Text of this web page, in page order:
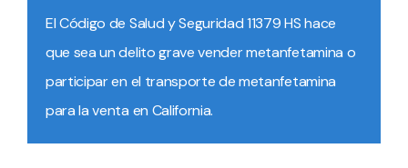
El Código de Salud y Seguridad 11379 HS hace
que sea un delito grave vender metanfetamina o
participar en el transporte de metanfetamina
para la venta en California.